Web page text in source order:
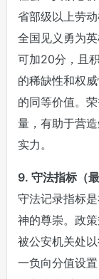
省部级以上劳
全国见义勇为
可加20分，且
的稀缺性和权
的同等价值。
量，有助于营
实力。
9. 守法指标（
守法记录指标
神的尊崇。政
被公安机关处
一负向分值设